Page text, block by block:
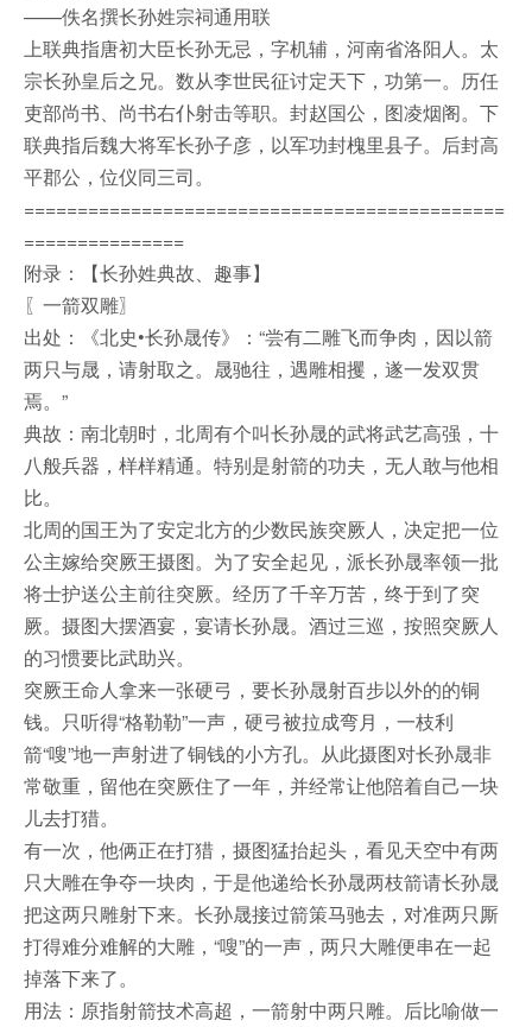
——佚名撰长孙姓宗祠通用联
上联典指唐初大臣长孙无忌，字机辅，河南省洛阳人。太
宗长孙皇后之兄。数从李世民征讨定天下，功第一。历任
吏部尚书、尚书右仆射击等职。封赵国公，图凌烟阁。下
联典指后魏大将军长孙子彦，以军功封槐里县子。后封高
平郡公，位仪同三司。
=============================================
===============
附录：【长孙姓典故、趣事】
〖一箭双雕〗
出处：《北史•长孙晟传》：“尝有二雕飞而争肉，因以箭
两只与晟，请射取之。晟驰往，遇雕相攫，遂一发双贯
焉。”
典故：南北朝时，北周有个叫长孙晟的武将武艺高强，十
八般兵器，样样精通。特别是射箭的功夫，无人敢与他相
比。
北周的国王为了安定北方的少数民族突厥人，决定把一位
公主嫁给突厥王摄图。为了安全起见，派长孙晟率领一批
将士护送公主前往突厥。经历了千辛万苦，终于到了突
厥。摄图大摆酒宴，宴请长孙晟。酒过三巡，按照突厥人
的习惯要比武助兴。
突厥王命人拿来一张硬弓，要长孙晟射百步以外的的铜
钱。只听得“格勒勒”一声，硬弓被拉成弯月，一枝利
箭“嗖”地一声射进了铜钱的小方孔。从此摄图对长孙晟非
常敬重，留他在突厥住了一年，并经常让他陪着自己一块
儿去打猎。
有一次，他俩正在打猎，摄图猛抬起头，看见天空中有两
只大雕在争夺一块肉，于是他递给长孙晟两枝箭请长孙晟
把这两只雕射下来。长孙晟接过箭策马驰去，对准两只厮
打得难分难解的大雕，“嗖”的一声，两只大雕便串在一起
掉落下来了。
用法：原指射箭技术高超，一箭射中两只雕。后比喻做一